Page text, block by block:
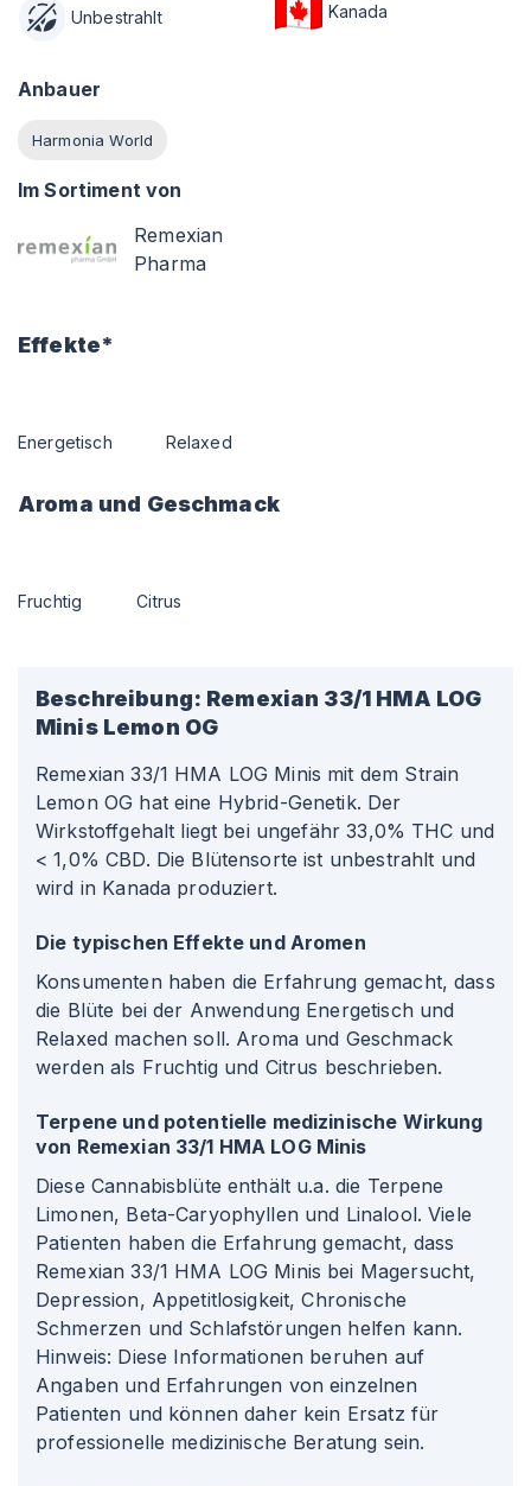
Unbestrahlt Kanada
Anbauer
Harmonia World
Im Sortiment von
Remexian
Pharma
Effekte*
Energetisch Relaxed
Aroma und Geschmack
Fruchtig Citrus
Beschreibung: Remexian 33/1 HMA LOG
Minis Lemon OG
Remexian 33/1 HMA LOG Minis mit dem Strain
Lemon OG hat eine Hybrid-Genetik. Der
Wirkstoffgehalt liegt bei ungefähr 33,0% THC und
< 1,0% CBD. Die Blütensorte ist unbestrahlt und
wird in Kanada produziert.
Die typischen Effekte und Aromen
Konsumenten haben die Erfahrung gemacht, dass
die Blüte bei der Anwendung Energetisch und
Relaxed machen soll. Aroma und Geschmack
werden als Fruchtig und Citrus beschrieben.
Terpene und potentielle medizinische Wirkung
von Remexian 33/1 HMA LOG Minis
Diese Cannabisblüte enthält u.a. die Terpene
Limonen, Beta-Caryophyllen und Linalool. Viele
Patienten haben die Erfahrung gemacht, dass
Remexian 33/1 HMA LOG Minis bei Magersucht,
Depression, Appetitlosigkeit, Chronische
Schmerzen und Schlafstörungen helfen kann.
Hinweis: Diese Informationen beruhen auf
Angaben und Erfahrungen von einzelnen
Patienten und können daher kein Ersatz für
professionelle medizinische Beratung sein.